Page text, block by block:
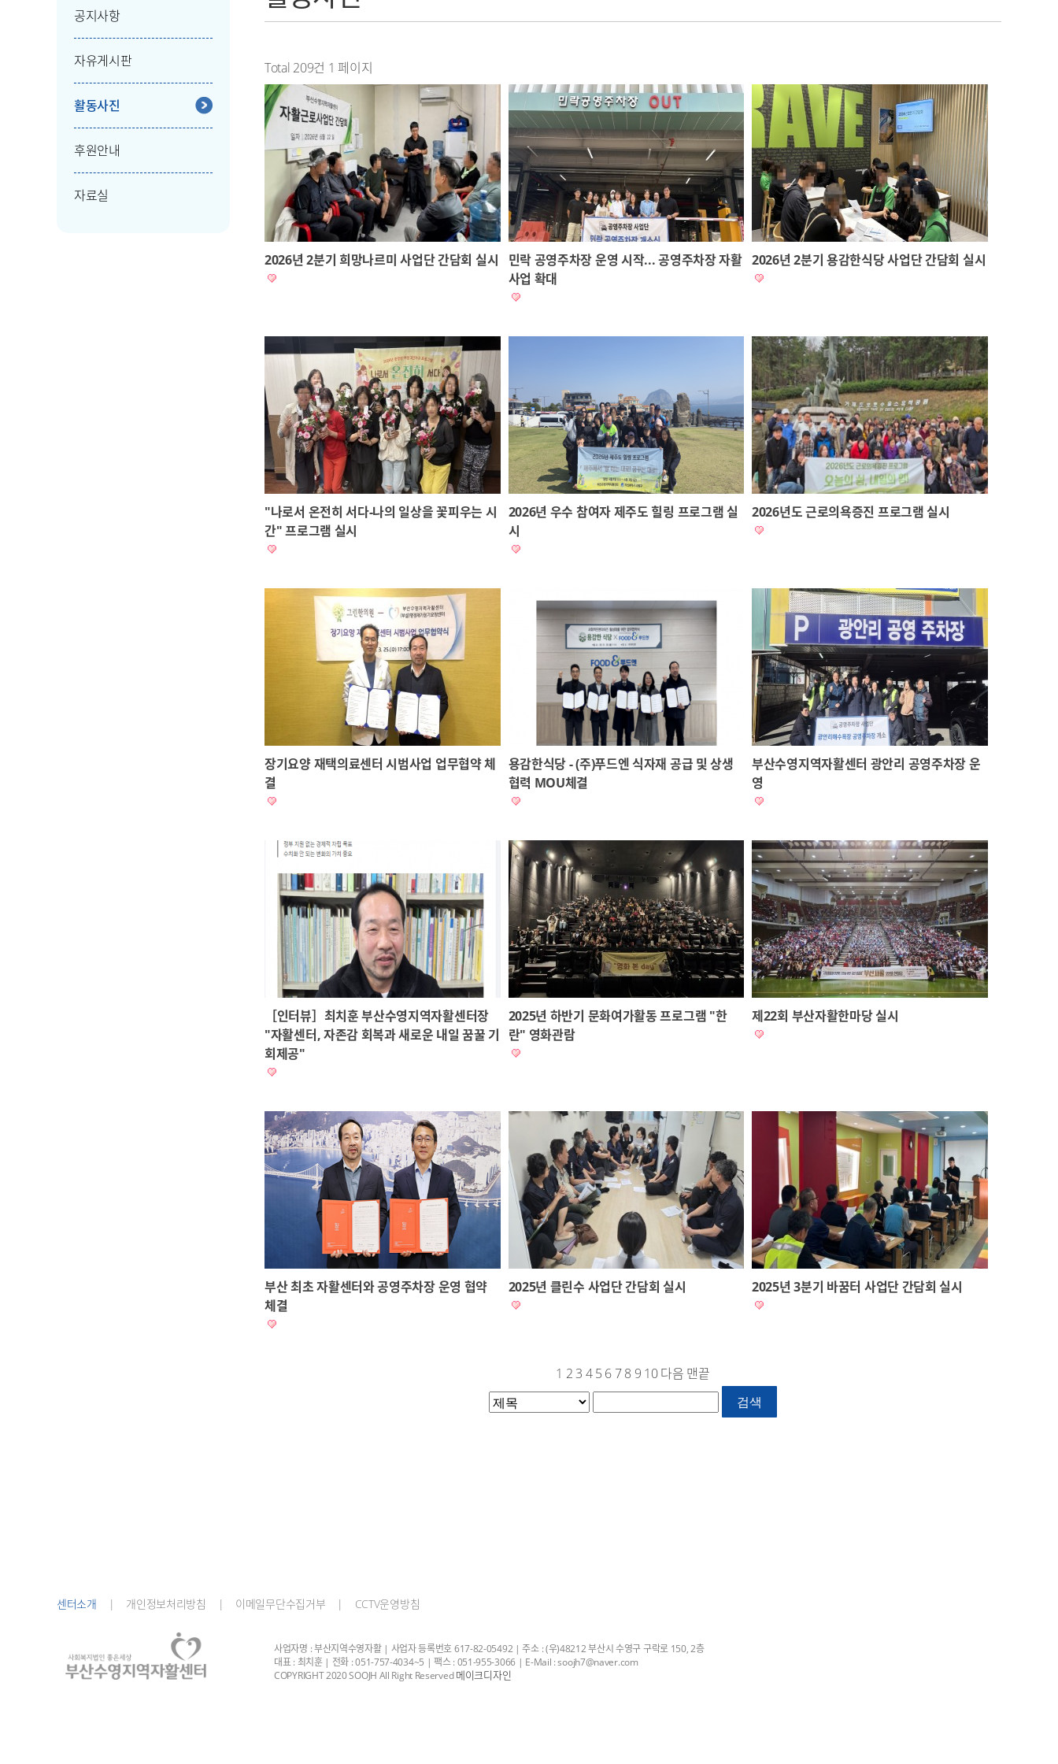
공지사항
자유게시판
활동사진
후원안내
자료실
Total 209건 1 페이지
2026년 2분기 희망나르미 사업단 간담회 실시
민락 공영주차장 운영 시작... 공영주차장 자활
사업 확대
2026년 2분기 용감한식당 사업단 간담회 실시
"나로서 온전히 서다-나의 일상을 꽃피우는 시
간" 프로그램 실시
2026년 우수 참여자 제주도 힐링 프로그램 실
시
2026년도 근로의욕증진 프로그램 실시
장기요양 재택의료센터 시범사업 업무협약 체
결
용감한식당 - (주)푸드엔 식자재 공급 및 상생
협력 MOU체결
부산수영지역자활센터 광안리 공영주차장 운
영
［인터뷰］최치훈 부산수영지역자활센터장
"자활센터, 자존감 회복과 새로운 내일 꿈꿀 기
회제공"
2025년 하반기 문화여가활동 프로그램 "한
란" 영화관람
제22회 부산자활한마당 실시
부산 최초 자활센터와 공영주차장 운영 협약
체결
2025년 클린수 사업단 간담회 실시 2025년 3분기 바꿈터 사업단 간담회 실시
1 2 3 4 5 6 7 8 9 10 다음 맨끝
센터소개 | 개인정보처리방침 | 이메일무단수집거부 | CCTV운영방침
사업자명 : 부산지역수영자활 | 사업자 등록번호 617-82-05492 | 주소 : (우)48212 부산시 수영구 구락로 150, 2층
대표 : 최치훈 | 전화 : 051-757-4034~5 | 팩스 : 051-955-3066 | E-Mail : soojh7@naver.com
COPYRIGHT 2020 SOOJH All Right Reserved메이크디자인